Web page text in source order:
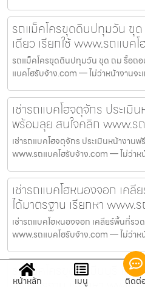
รถแม็คโครขุดดินปทุมวัน ขุด
เดียว เรียกใช้ www.รถแบค
รถแม็คโครขุดดินปทุมวัน ขุด ถม รื้อถอ
แบคโฮรับจ้าง.com — ไม่ว่าหน้างานจ
เช่ารถแบคโฮจตุจักร ประเมิ
พร้อมลุย สนใจคลิก www.ร
เช่ารถแบคโฮจตุจักร ประเมินหน้างาน
www.รถแบคโฮรับจ้าง.com — ไม่ว่าห
เช่ารถแบคโฮหนองจอก เค
ได้มาตรฐาน เรียกหา www.
เช่ารถแบคโฮหนองจอก เคลียร์พื้นที่รว
www.รถแบคโฮรับจ้าง.com — ไม่ว่าห
รถแม็คโครขุดบ่อมีนบุรี เค
หน้าหลัก เมนู ติดต่